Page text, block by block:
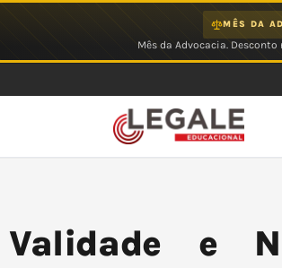
MÊS DA
Mês da Advocacia.
Validade e